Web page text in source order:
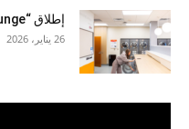
إطلاق “Laundry Lounge” من إل جي للإلكترونيات
26 يناير، 2026